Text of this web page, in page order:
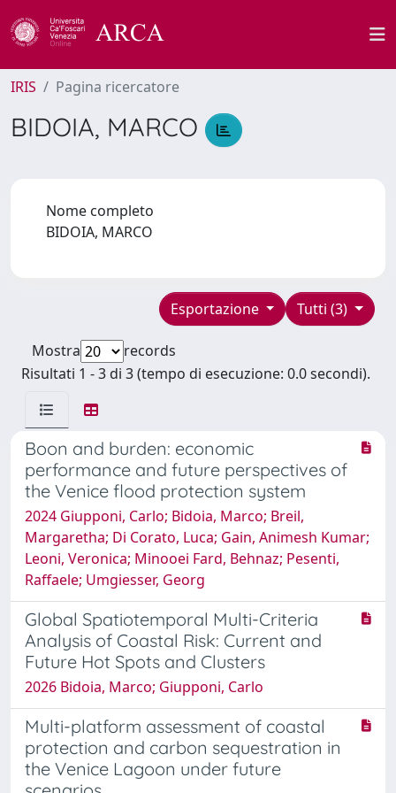
IRIS Pagina ricercatore
BIDOIA, MARCO
Nome completo
BIDOIA, MARCO
Tutti (3)
Esportazione
Mostra
records
Risultati 1 - 3 di 3 (tempo di esecuzione: 0.0 secondi).
Boon and burden: economic
performance and future perspectives of
the Venice flood protection system
2024 Giupponi, Carlo; Bidoia, Marco; Breil,
Margaretha; Di Corato, Luca; Gain, Animesh Kumar;
Leoni, Veronica; Minooei Fard, Behnaz; Pesenti,
Raffaele; Umgiesser, Georg
Global Spatiotemporal Multi-Criteria
Analysis of Coastal Risk: Current and
Future Hot Spots and Clusters
2026 Bidoia, Marco; Giupponi, Carlo
Multi-platform assessment of coastal
protection and carbon sequestration in
the Venice Lagoon under future